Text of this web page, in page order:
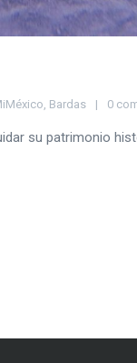
Bardas 0
su patrimonio